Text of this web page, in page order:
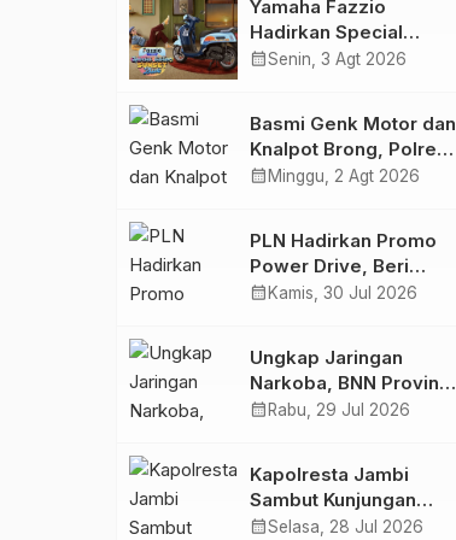
Bersama
Yamaha Fazzio
Hadirkan Special
Edition Sunset Blue,
Semakin Skena
calendar_monthSenin, 3 Agt 2026
Basmi Genk Motor dan
Knalpot Brong, Polres
Tanjab Barat Amankan
calendar_month Minggu, 2 Agt 2026
PLN Hadirkan Promo
Power Drive, Beri
Diskon Tambah Daya
calendar_month Kamis, 30 Jul 2026
Ungkap Jaringan
Narkoba, BNN Provinsi
Jambi dan Bea Cukai
Butir Ekstasi dan 146
Gram Sabu
calendar_month Rabu, 29 Jul 2026
Kapolresta Jambi
Sambut Kunjungan
Ketua dan Pengurus
calendar_monthSelasa, 28 Jul 2026